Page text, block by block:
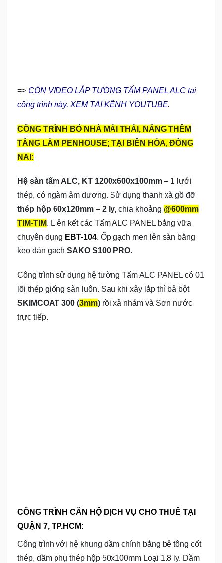
=> CÒN VIDEO LẮP TƯỜNG TẤM PANEL ALC tại
công trình này, XEM TẠI KÊNH YOUTUBE.
CÔNG TRÌNH BỎ NHÀ MÁI THÁI, NÂNG THÊM
TẦNG LÀM PENHOUSE; TẠI BIÊN HÒA, ĐỒNG
NAI:
Hệ sàn tấm ALC, KT 1200x600x100mm – 1 lưới
thép, có ngàm âm dương. Sử dụng thanh xà gồ đỡ
thép hộp 60x120mm – 2 ly, chia khoảng @600mm
TIM-TIM. Liên kết các Tấm ALC PANEL bằng vữa
chuyên dụng EBT-104. Ốp gạch men lên sàn bằng
keo dán gạch SAKO S100 PRO.
Công trình sử dụng hệ tường Tấm ALC PANEL có 01
lõi thép giống sàn luôn. Sau khi xây lắp thì bả bột
SKIMCOAT 300 (3mm) rồi xả nhám và Sơn nước
trực tiếp.
CÔNG TRÌNH CĂN HỘ DỊCH VỤ CHO THUÊ TẠI
QUẬN 7, TP.HCM:
Công trình với hệ khung dầm chính bằng bê tông cốt
thép, dầm phụ thép hộp 50x100mm Loại 1.8 ly. Dầm